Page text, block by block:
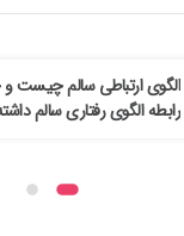
الگوی ارتباطی سالم چیست و
رابطه الگوی رفتاری سالم